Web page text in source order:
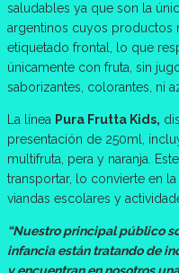
saludables ya que son la
argentinos cuyos productos
etiquetado frontal, lo que
únicamente con fruta, sin
saborizantes, colorantes, ni
La línea Pura Frutta Kids,
presentación de 250ml,
multifruta, pera y naranja.
transportar, lo convierte en
viandas escolares y
“Nuestro principal público
infancia están tratando de